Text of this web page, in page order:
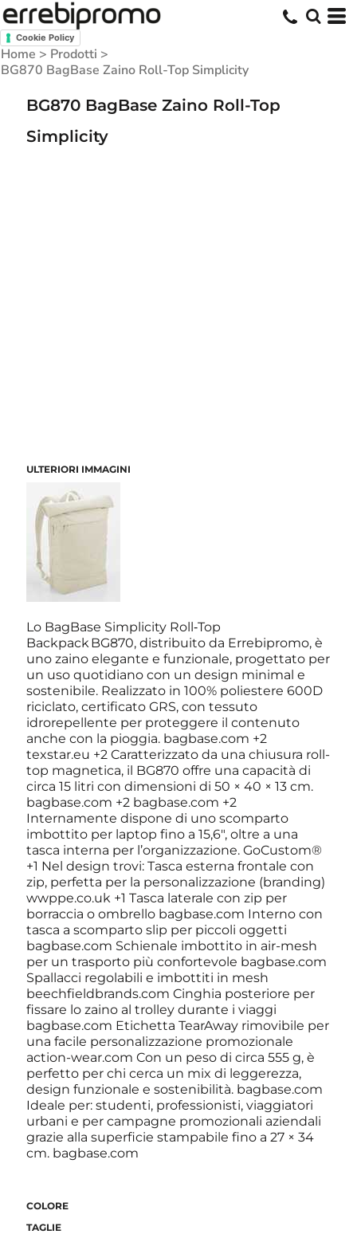
Cookie Policy
Home > Prodotti >
BG870 BagBase Zaino Roll-Top Simplicity
BG870 BagBase Zaino Roll-Top
Simplicity
ULTERIORI IMMAGINI
Lo BagBase Simplicity Roll‑Top
Backpack BG870, distribuito da Errebipromo, è
uno zaino elegante e funzionale, progettato per
un uso quotidiano con un design minimal e
sostenibile. Realizzato in 100% poliestere 600D
riciclato, certificato GRS, con tessuto
idrorepellente per proteggere il contenuto
anche con la pioggia. bagbase.com +2
texstar.eu +2 Caratterizzato da una chiusura roll-
top magnetica, il BG870 offre una capacità di
circa 15 litri con dimensioni di 50 × 40 × 13 cm.
bagbase.com +2 bagbase.com +2
Internamente dispone di uno scomparto
imbottito per laptop fino a 15,6″, oltre a una
tasca interna per l’organizzazione. GoCustom®
+1 Nel design trovi: Tasca esterna frontale con
zip, perfetta per la personalizzazione (branding)
wwppe.co.uk +1 Tasca laterale con zip per
borraccia o ombrello bagbase.com Interno con
tasca a scomparto slip per piccoli oggetti
bagbase.com Schienale imbottito in air-mesh
per un trasporto più confortevole bagbase.com
Spallacci regolabili e imbottiti in mesh
beechfieldbrands.com Cinghia posteriore per
fissare lo zaino al trolley durante i viaggi
bagbase.com Etichetta TearAway rimovibile per
una facile personalizzazione promozionale
action-wear.com Con un peso di circa 555 g, è
perfetto per chi cerca un mix di leggerezza,
design funzionale e sostenibilità. bagbase.com
Ideale per: studenti, professionisti, viaggiatori
urbani e per campagne promozionali aziendali
grazie alla superficie stampabile fino a 27 × 34
cm. bagbase.com
COLORE
TAGLIE